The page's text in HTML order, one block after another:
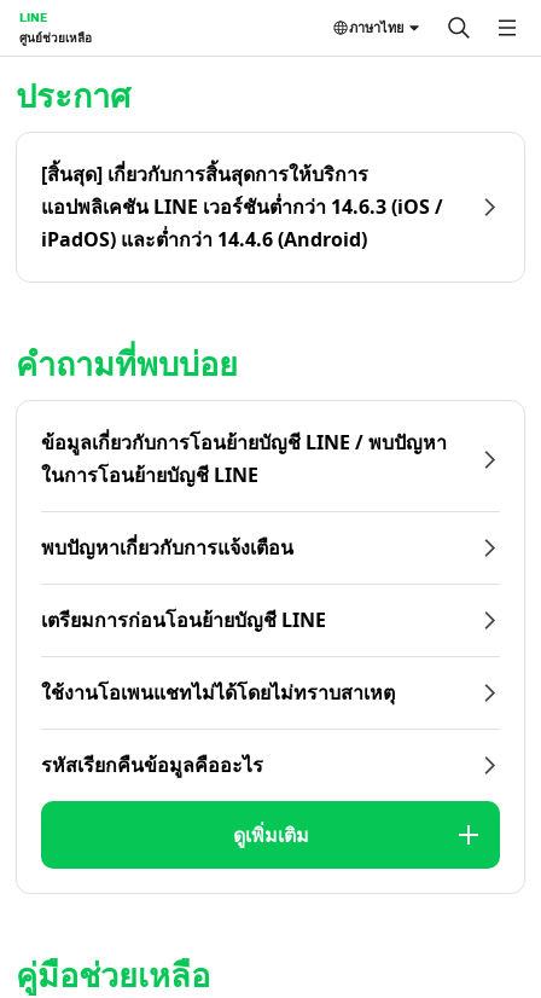
LINE
ศูนย์ช่วยเหลือ
ภาษาไทย
ประกาศ
[สิ้นสุด] เกี่ยวกับการสิ้นสุดการให้บริการ
แอปพลิเคชัน LINE เวอร์ชันต่ำกว่า 14.6.3 (iOS /
iPadOS) และต่ำกว่า 14.4.6 (Android)
คำถามที่พบบ่อย
ข้อมูลเกี่ยวกับการโอนย้ายบัญชี LINE / พบปัญหา
ในการโอนย้ายบัญชี LINE
พบปัญหาเกี่ยวกับการแจ้งเตือน
เตรียมการก่อนโอนย้ายบัญชี LINE
ใช้งานโอเพนแชทไม่ได้โดยไม่ทราบสาเหตุ
รหัสเรียกคืนข้อมูลคืออะไร
ดูเพิ่มเติม
คู่มือช่วยเหลือ